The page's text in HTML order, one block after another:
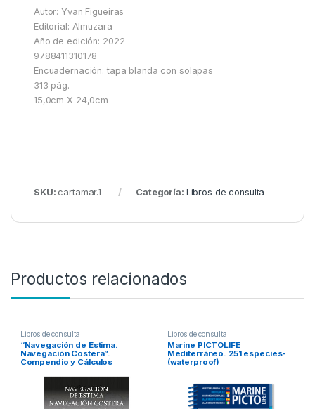
Autor: Yvan Figueiras
Editorial: Almuzara
Año de edición: 2022
9788411310178
Encuadernación: tapa blanda con solapas
313 pág.
15,0cm X 24,0cm
SKU: cartamar.1 Categoría: Libros de consulta
Productos relacionados
Libros de consulta
“Navegación de Estima.
Navegación Costera”.
Compendio y Cálculos
Libros de consulta
Marine PICTOLIFE
Mediterráneo. 251 especies-
(waterproof)